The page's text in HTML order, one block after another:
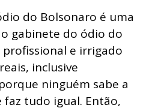
do Bolsonaro é uma
gabinete do ódio do
profissional e irrigado
inclusive
ninguém sabe a
faz tudo igual. Então,